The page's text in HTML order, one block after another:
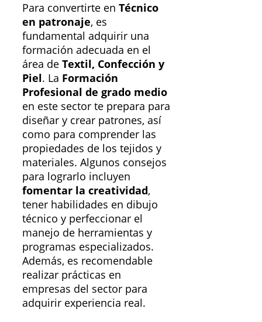
Para convertirte en Técnico
en patronaje, es
fundamental adquirir una
formación adecuada en el
área de Textil, Confección y
Piel. La Formación
Profesional de grado medio
en este sector te prepara para
diseñar y crear patrones, así
como para comprender las
propiedades de los tejidos y
materiales. Algunos consejos
para lograrlo incluyen
fomentar la creatividad,
tener habilidades en dibujo
técnico y perfeccionar el
manejo de herramientas y
programas especializados.
Además, es recomendable
realizar prácticas en
empresas del sector para
adquirir experiencia real.